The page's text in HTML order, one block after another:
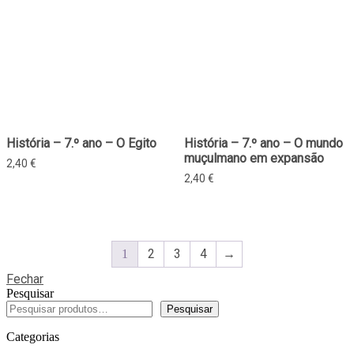
História – 7.º ano – O Egito
2,40 €
História – 7.º ano – O mundo
muçulmano em expansão
2,40 €
1 2 3 4
→
Fechar
Pesquisar
Pesquisar
Categorias